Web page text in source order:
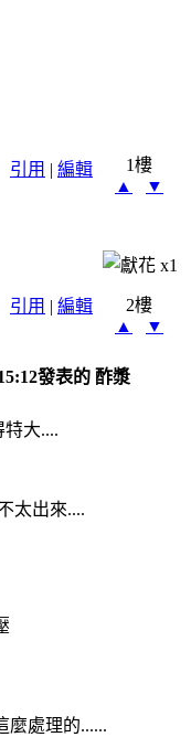
引用 | 編輯
1樓
▲
▼
x1
引用 | 編輯
2樓
▲
▼
發表的 酢漿
大....
太出來....
麼處理的......